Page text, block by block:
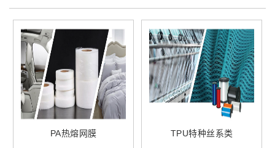
PA热熔网膜 TPU特种丝系类